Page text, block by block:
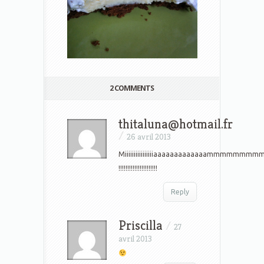
2 COMMENTS
thitaluna@hotmail.fr
/ 26 avril 2013
!!!!!!!!!!!!!!!!!!!!!!
Reply
Priscilla / 27
avril 2013